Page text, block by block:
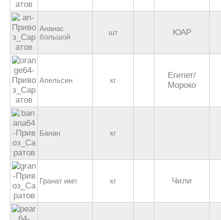
Ананас
большой
шт ЮАР
Апельсин кг
Египет/
Мороко
Банан кг
Гранат имп кг Чили